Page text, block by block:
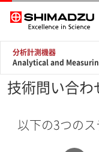
分析計測機器
Analytical and
技術問い合わ
以下の3つのス